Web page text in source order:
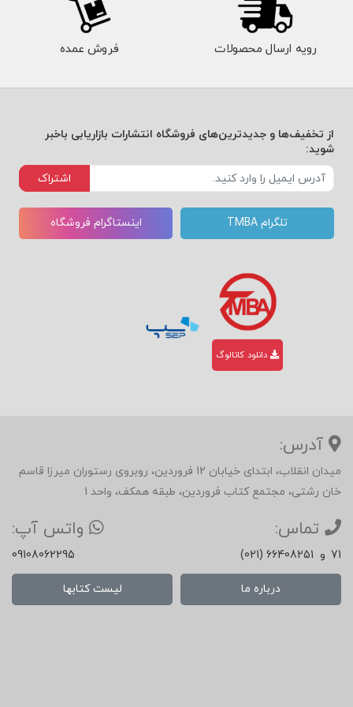
تحلیل ذهنی مخاطب هدف بر اساس
بر مبنای الگوی انتخاب‌شده.
ارزیابی نقاط تماس در کانال‌های اجتماعی،
فضای فیزیکی و تعامل خدماتی.
نتیجه نهایی، برندهایی است که پیام آنها به شکل
«تجربه‌ی عاطفی پیوسته» درک می‌شود، نه در قالب
شعار تبلیغاتی. این همان تفاوت بنیادین میان
برندسازی سنتی و آرکه تایپ برندینگ است.
کتاب پنج آموزه حیاتی را برای بازاریابان معاصر
برجسته می‌کند:
برندها خاطره نیستند، خاطره می‌سازند.
هر کهن‌الگو نمونه‌ی ذهنی یک انگیزه
انسانی است (آزادی، قدرت، عشق، خِرد…).
ثبات نمادها شرط شکل‌گیری حافظه‌ی برند
رویه ارسال محصولات فروش عمده
از تخفیف‌ها و جدیدترین‌های فروشگاه انتشارات بازاریابی باخبر
شوید:
اشتراک
تلگرام TMBA اینستاگرام فروشگاه
دانلود کاتالوگ
آدرس:
میدان انقلاب، ابتدای خیابان 12 فروردین، روبروی رستوران میرزا قاسم
خان رشتی، مجتمع کتاب فروردین، طبقه همکف، واحد 1
تماس:
(021) 66408251 و 71
واتس آپ:
09108062295
درباره ما لیست کتابها